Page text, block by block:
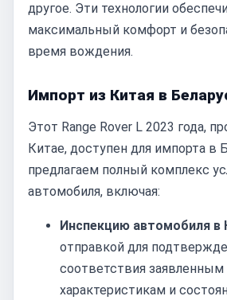
другое. Эти технологии
максимальный комфорт и
время вождения.
Импорт из Китая в
Этот Range Rover L 2023 года,
Китае, доступен для импорта в
предлагаем полный комплекс
автомобиля, включая:
Инспекцию автомобиля в
отправкой для
соответствия заявленным
характеристикам и